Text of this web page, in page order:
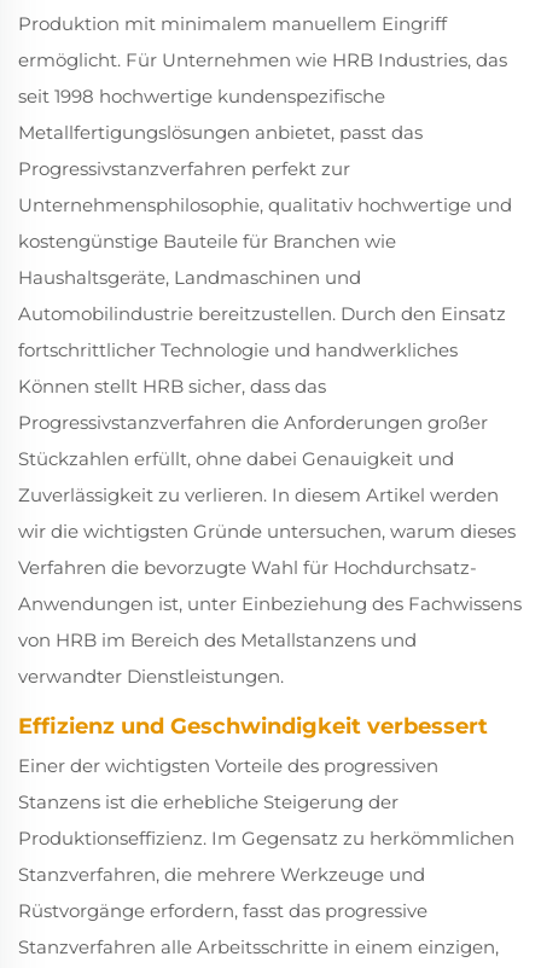
Produktion mit minimalem manuellem Eingriff
ermöglicht. Für Unternehmen wie HRB Industries, das
seit 1998 hochwertige kundenspezifische
Metallfertigungslösungen anbietet, passt das
Progressivstanzverfahren perfekt zur
Unternehmensphilosophie, qualitativ hochwertige und
kostengünstige Bauteile für Branchen wie
Haushaltsgeräte, Landmaschinen und
Automobilindustrie bereitzustellen. Durch den Einsatz
fortschrittlicher Technologie und handwerkliches
Können stellt HRB sicher, dass das
Progressivstanzverfahren die Anforderungen großer
Stückzahlen erfüllt, ohne dabei Genauigkeit und
Zuverlässigkeit zu verlieren. In diesem Artikel werden
wir die wichtigsten Gründe untersuchen, warum dieses
Verfahren die bevorzugte Wahl für Hochdurchsatz-
Anwendungen ist, unter Einbeziehung des Fachwissens
von HRB im Bereich des Metallstanzens und
verwandter Dienstleistungen.
Effizienz und Geschwindigkeit verbessert
Einer der wichtigsten Vorteile des progressiven
Stanzens ist die erhebliche Steigerung der
Produktionseffizienz. Im Gegensatz zu herkömmlichen
Stanzverfahren, die mehrere Werkzeuge und
Rüstvorgänge erfordern, fasst das progressive
Stanzverfahren alle Arbeitsschritte in einem einzigen,